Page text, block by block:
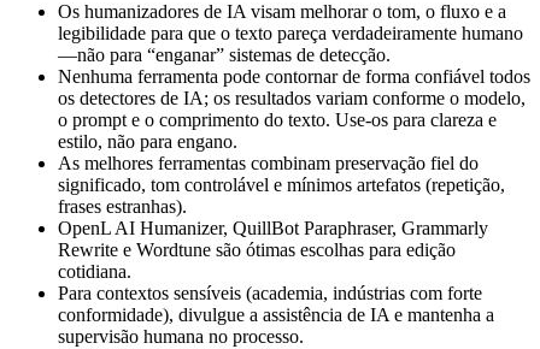
Os humanizadores de IA visam melhorar o tom, o fluxo e a
legibilidade para que o texto pareça verdadeiramente humano
—não para “enganar” sistemas de detecção.
Nenhuma ferramenta pode contornar de forma confiável todos
os detectores de IA; os resultados variam conforme o modelo,
o prompt e o comprimento do texto. Use-os para clareza e
estilo, não para engano.
As melhores ferramentas combinam preservação fiel do
significado, tom controlável e mínimos artefatos (repetição,
frases estranhas).
OpenL AI Humanizer, QuillBot Paraphraser, Grammarly
Rewrite e Wordtune são ótimas escolhas para edição
cotidiana.
Para contextos sensíveis (academia, indústrias com forte
conformidade), divulgue a assistência de IA e mantenha a
supervisão humana no processo.